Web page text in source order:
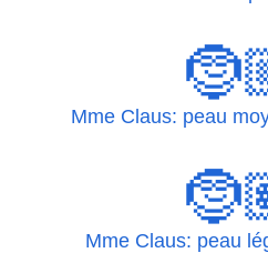
Mme Claus: peau
Mme Claus: peau